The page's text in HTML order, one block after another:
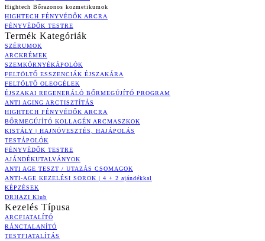
Hightech Bőrazonos kozmetikumok
HIGHTECH FÉNYVÉDŐK ARCRA
FÉNYVÉDŐK TESTRE
Termék Kategóriák
SZÉRUMOK
ARCKRÉMEK
SZEMKÖRNYÉKÁPOLÓK
FELTÖLTŐ ESSZENCIÁK ÉJSZAKÁRA
FELTÖLTŐ OLEOGÉLEK
ÉJSZAKAI REGENERÁLÓ BŐRMEGÚJÍTÓ PROGRAM
ANTI AGING ARCTISZTÍTÁS
HIGHTECH FÉNYVÉDŐK ARCRA
BŐRMEGÚJÍTÓ KOLLAGÉN ARCMASZKOK
KISTÁLY | HAJNÖVESZTÉS, HAJÁPOLÁS
TESTÁPOLÓK
FÉNYVÉDŐK TESTRE
AJÁNDÉKUTALVÁNYOK
ANTI AGE TESZT / UTAZÁS CSOMAGOK
ANTI-AGE KEZELÉSI SOROK | 4 + 2 ajándékkal
KÉPZÉSEK
DRHAZI Klub
Kezelés Típusa
ARCFIATALÍTÓ
RÁNCTALANÍTÓ
TESTFIATALÍTÁS